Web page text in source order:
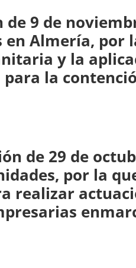
9 de
Almería, por
y la
la
de 29 de
por la
realizar